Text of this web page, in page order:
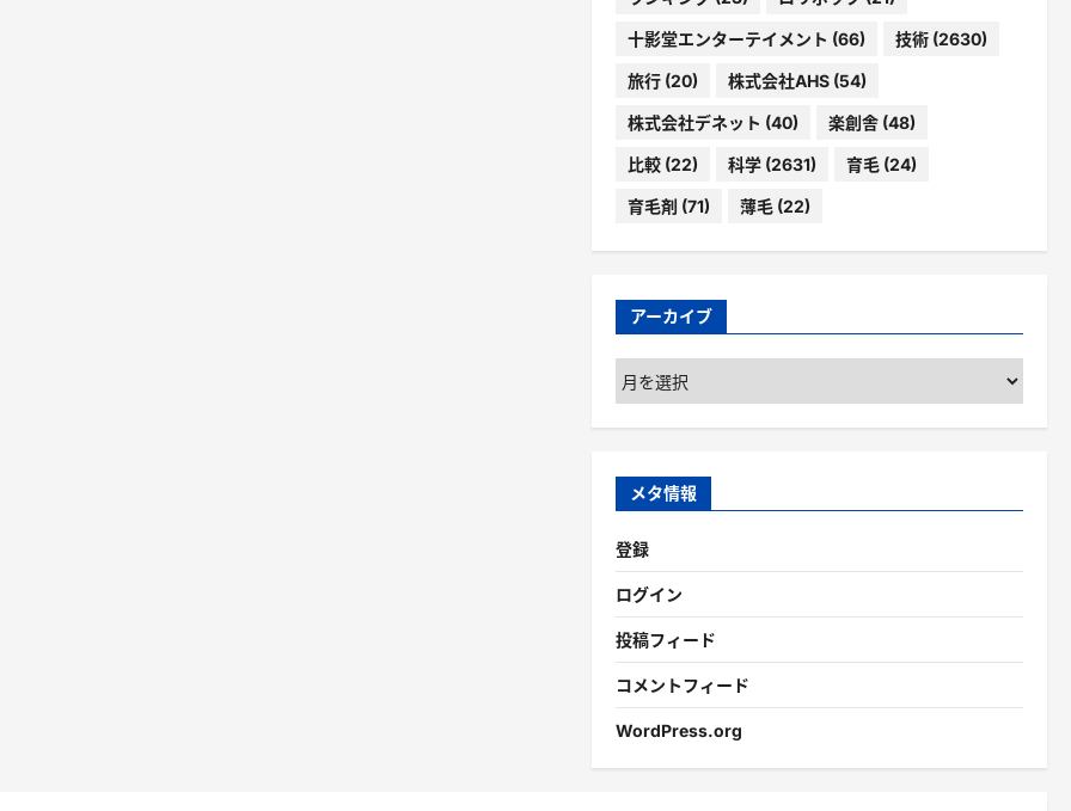
十影堂エンターテイメント (66) 技術(2630)
旅行(20) 株式会社AHS(54)
株式会社デネット (40) 楽創舎(48)
比較(22) 科学(2631) 育毛(24)
育毛剤 (71) 薄毛(22)
アーカイブ
ア
ー
カ
ブ
メタ情報
登録
ログイン
投稿フィード
コメントフィード
WordPress.org